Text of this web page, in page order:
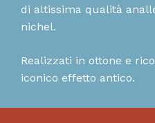
di altissima qualità
nichel.
Realizzati in ottone e
iconico effetto antico.